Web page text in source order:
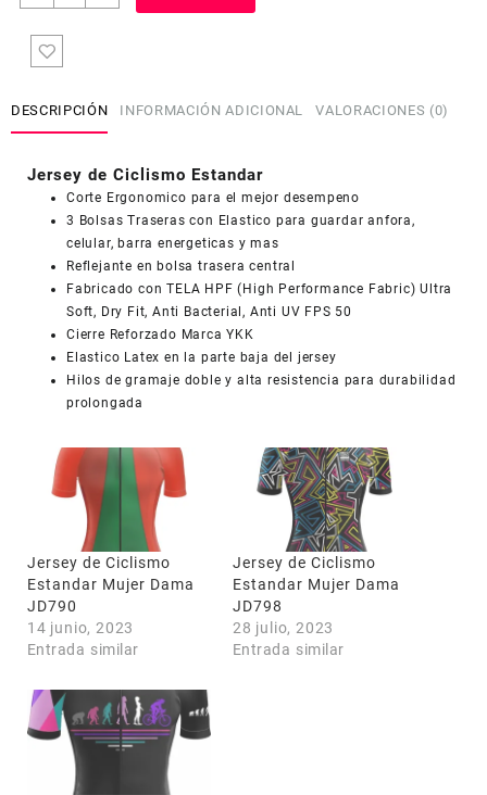
de
Estandar
DESCRIPCIÓN INFORMACIÓN ADICIONAL VALORACIONES (0)
Jersey de Ciclismo Estandar
Corte Ergonomico para el mejor desempeno
3 Bolsas Traseras con Elastico para guardar anfora,
celular, barra energeticas y mas
Reflejante en bolsa trasera central
Fabricado con TELA HPF (High Performance Fabric) Ultra
Soft, Dry Fit, Anti Bacterial, Anti UV FPS 50
Cierre Reforzado Marca YKK
Elastico Latex en la parte baja del jersey
Hilos de gramaje doble y alta resistencia para durabilidad
prolongada
Jersey de Ciclismo
Estandar Mujer Dama
JD790
14 junio, 2023
Entrada similar
Jersey de Ciclismo
Estandar Mujer Dama
JD798
28 julio, 2023
Entrada similar
COUPONX1081007114 COPIAR CÓDIGO